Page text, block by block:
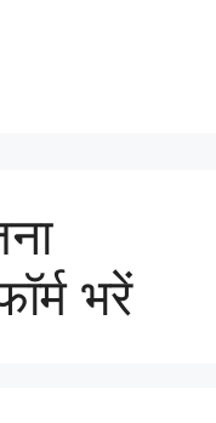
भरें